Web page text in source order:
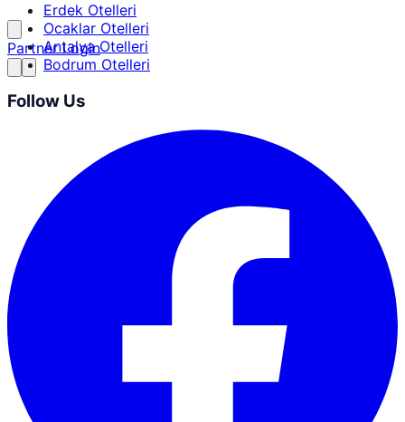
Partner Login
Erdek Otelleri
Ocaklar Otelleri
Antalya Otelleri
Bodrum Otelleri
Follow Us